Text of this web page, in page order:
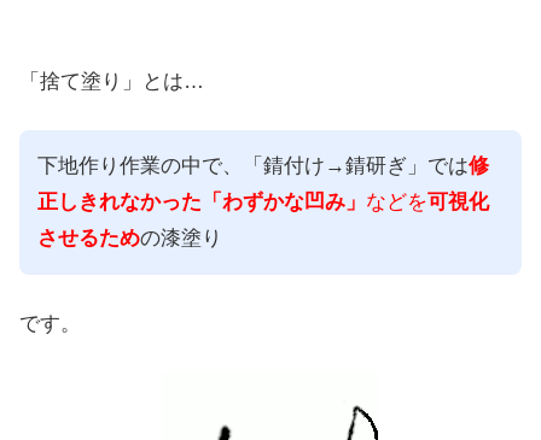
「捨て塗り」とは…
下地作り作業の中で、「錆付け→錆研ぎ」では修
正しきれなかった「わずかな凹み」 などを可視化
させるための漆塗り
です。